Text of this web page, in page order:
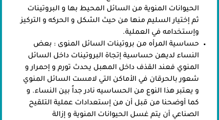
الحيوانات المنوية من السائل المحيط بها و البروتينات
ثم إختيار السليم منها من حيث الشكل و الحركه و التركيز
وإستخدامه في العملية.
حساسية المرأه من بروتينات السائل المنوى : بعض
النساء لديهن حساسية إتجاة البروتينات داخل السائل
المنوي فعند القذف داخل المهبل يحدث تورم و إحمرار و
شعور بالحرقان في الأماكن التي لامست السائل المنوي
و يعتبر هذا النوع من الحساسيه نادر جداً بين النساء. و
كما أوضحنا من قبل أن من إستعدادات عملية التلقيح
الصناعي أن يتم غسل الحيوانات المنوية و إزالة